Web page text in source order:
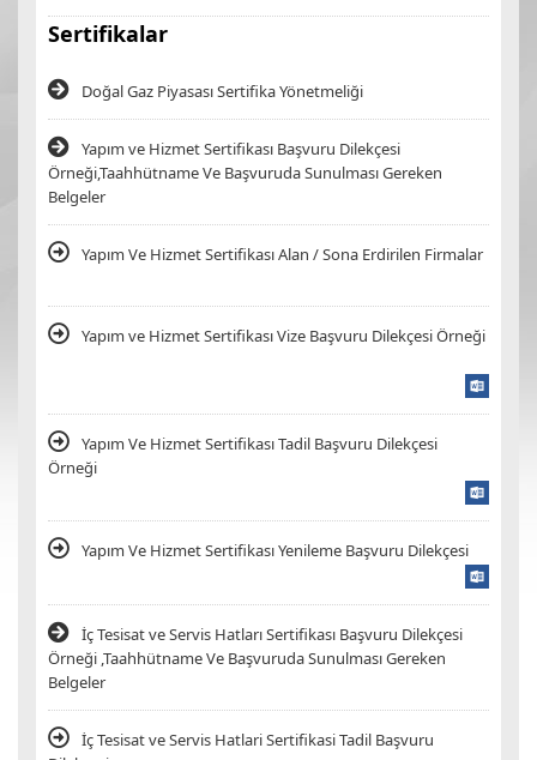
Sertifikalar
Doğal Gaz Piyasası Sertifika Yönetmeliği
Yapım ve Hizmet Sertifikası Başvuru Dilekçesi
Örneği,Taahhütname Ve Başvuruda Sunulması Gereken
Belgeler
Yapım Ve Hizmet Sertifikası Alan / Sona Erdirilen Firmalar
Yapım ve Hizmet Sertifikası Vize Başvuru Dilekçesi Örneği
Yapım Ve Hizmet Sertifikası Tadil Başvuru Dilekçesi
Örneği
Yapım Ve Hizmet Sertifikası Yenileme Başvuru Dilekçesi
İç Tesisat ve Servis Hatları Sertifikası Başvuru Dilekçesi
Örneği ,Taahhütname Ve Başvuruda Sunulması Gereken
Belgeler
İç Tesisat ve Servis Hatlari Sertifikasi Tadil Başvuru